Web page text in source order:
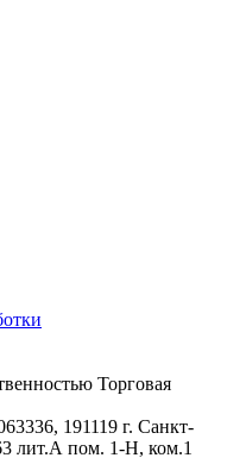
Торговая
191119 г. Санкт-
лит.А пом. 1-Н, ком.1